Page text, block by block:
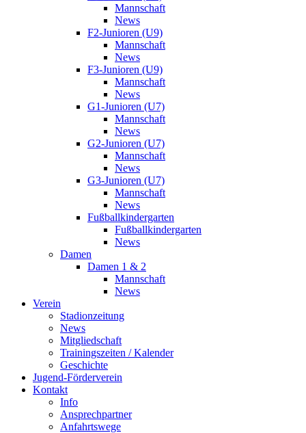
Mannschaft
News
F2-Junioren (U9)
Mannschaft
News
F3-Junioren (U9)
Mannschaft
News
G1-Junioren (U7)
Mannschaft
News
G2-Junioren (U7)
Mannschaft
News
G3-Junioren (U7)
Mannschaft
News
Fußballkindergarten
Fußballkindergarten
News
Damen
Damen 1 & 2
Mannschaft
News
Verein
Stadionzeitung
News
Mitgliedschaft
Trainingszeiten / Kalender
Geschichte
Jugend-Förderverein
Kontakt
Info
Ansprechpartner
Anfahrtswege